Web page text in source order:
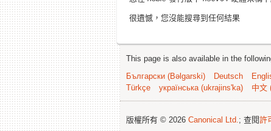
很遺憾，您沒能搜尋到任何結果
This page is also available in the
Български (Bəlgarski)
Deutsch
Türkçe
українська (ukrajins'ka) 中文
版權所有 © 2026 Canonical Ltd.; 查閱許